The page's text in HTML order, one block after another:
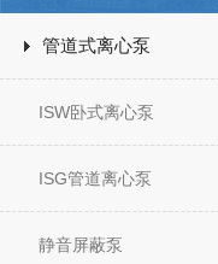
管道式离心泵
ISW卧式离心泵
ISG管道离心泵
静音屏蔽泵